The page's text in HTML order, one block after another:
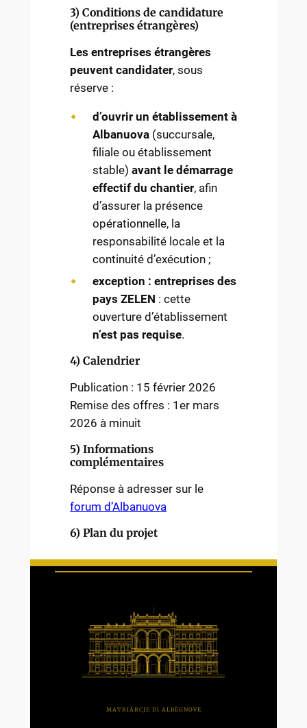
3) Conditions de candidature
(entreprises étrangères)
Les entreprises étrangères
peuvent candidater, sous
réserve :
d’ouvrir un établissement à
Albanuova(succursale,
filiale ou établissement
stable) avant le démarrage
effectif du chantier, afin
d’assurer la présence
opérationnelle, la
responsabilité locale et la
continuité d’exécution ;
exception : entreprises des
pays ZELEN : cette
ouverture d’établissement
n’est pas requise.
4) Calendrier
Publication : 15 février 2026
Remise des offres : 1er mars
2026 à minuit
5) Informations
complémentaires
Réponse à adresser sur le
forum d’Albanuova
6) Plan du projet
MATRIÀRCJE DI ALBÈGNOVE